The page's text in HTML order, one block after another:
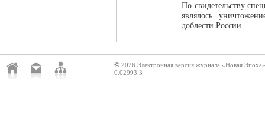
По свидетельству
являлось
доблести России.
© 2026 Электронная версия журнала «Новая Эпоха»
0.02993 3